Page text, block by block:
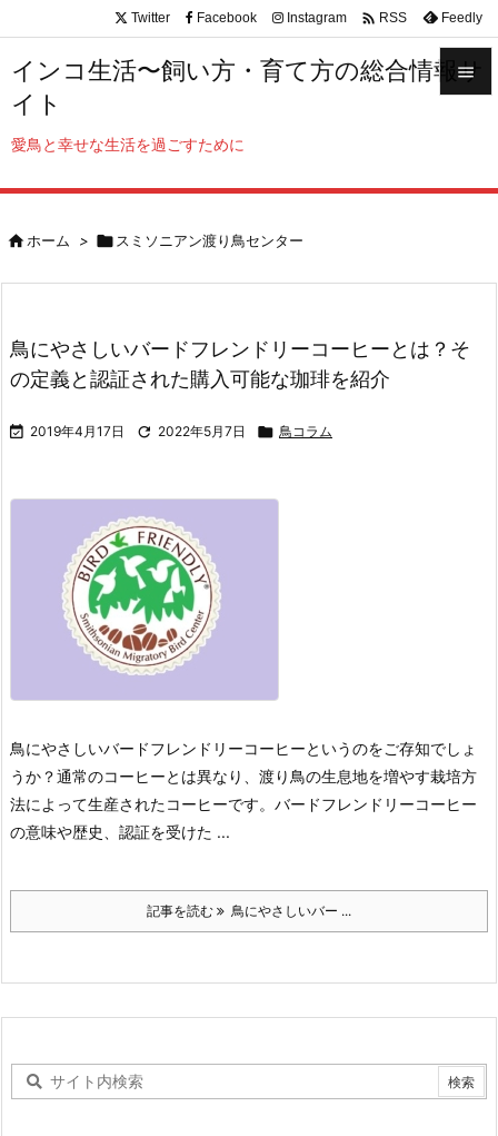
インコ生活〜飼い方・育て方の総合情報サ
イト
愛鳥と幸せな生活を過ごすために

サイド


Twitter Facebook Instagram  RSS Feedly
ホーム >  スミソニアン渡り鳥センター
鳥にやさしいバードフレンドリーコーヒーとは？そ
の定義と認証された購入可能な珈琲を紹介
 2019年4月17日  2022年5月7日  鳥コラム
鳥にやさしいバードフレンドリーコーヒーというのをご存知でしょ
うか？通常のコーヒーとは異なり、渡り鳥の生息地を増やす栽培方
法によって生産されたコーヒーです。 バードフレンドリーコーヒー
の意味や歴史、認証を受けた ...
記事を読む 鳥にやさしいバー ...